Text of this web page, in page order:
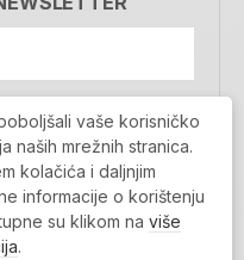
spremaju u bazu
MojaRijeka
vaše korisničko
naših mrežnih stranica.
kolačića i daljnjim
informacije o korištenju
su klikom na više
.